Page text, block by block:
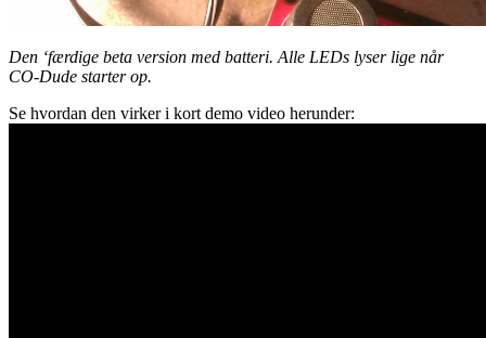
Den ‘færdige beta version med batteri. Alle LEDs lyser lige når
CO-Dude starter op.
Se hvordan den virker i kort demo video herunder: